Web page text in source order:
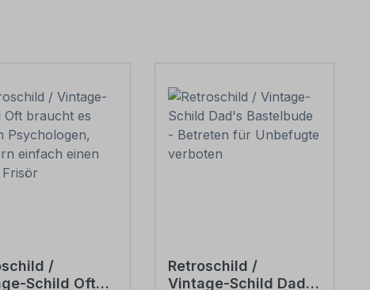
/
Schild Oft
Retroschild /
Vintage-Schild Dad's